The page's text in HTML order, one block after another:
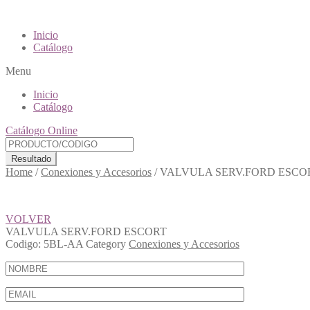
Inicio
Catálogo
Menu
Inicio
Catálogo
Catálogo Online
Resultado
Home /Conexiones y Accesorios /VALVULA SERV.FORD
VOLVER
VALVULA SERV.FORD ESCORT
Codigo: 5BL-AA Category Conexiones y Accesorios